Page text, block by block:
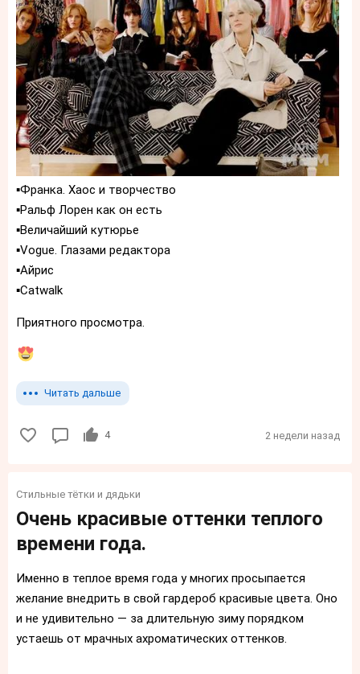
▪️Франка. Хаос и творчество
▪️Ральф Лорен как он есть
▪️Величайший кутюрье
▪️Vogue. Глазами редактора
▪️Айрис
▪️Catwalk
Приятного просмотра.
Читать дальше
4 2 недели назад
Стильные тётки и дядьки
Очень красивые оттенки теплого
времени года.
Именно в теплое время года у многих просыпается
желание внедрить в свой гардероб красивые цвета. Оно
и не удивительно — за длительную зиму порядком
устаешь от мрачных ахроматических оттенков.